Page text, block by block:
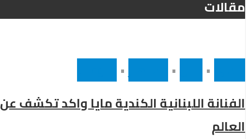
مقالات
•
•
•
الفنانة اللبنانية الكندية مايا واكد
العالم